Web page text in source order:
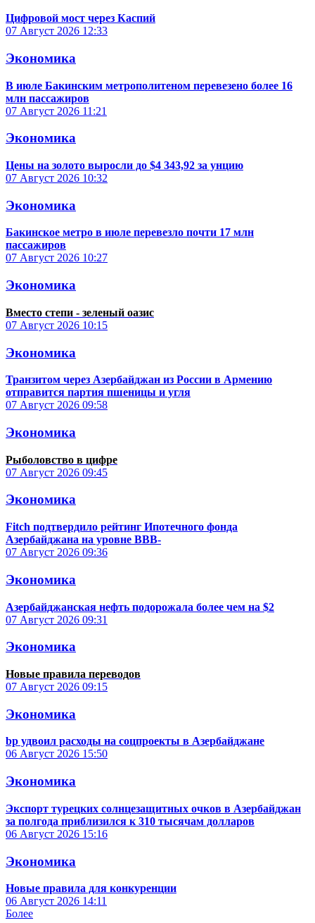
Цифровой мост через Каспий
07 Август 2026 12:33
Экономика
В июле Бакинским метрополитеном перевезено более 16
млн пассажиров
07 Август 2026 11:21
Экономика
Цены на золото выросли до $4 343,92 за унцию
07 Август 2026 10:32
Экономика
Бакинское метро в июле перевезло почти 17 млн
пассажиров
07 Август 2026 10:27
Экономика
Вместо степи - зеленый оазис
07 Август 2026 10:15
Экономика
Транзитом через Азербайджан из России в Армению
отправится партия пшеницы и угля
07 Август 2026 09:58
Экономика
Рыболовство в цифре
07 Август 2026 09:45
Экономика
Fitch подтвердило рейтинг Ипотечного фонда
Азербайджана на уровне BBB-
07 Август 2026 09:36
Экономика
Азербайджанская нефть подорожала более чем на $2
07 Август 2026 09:31
Экономика
Новые правила переводов
07 Август 2026 09:15
Экономика
bp удвоил расходы на соцпроекты в Азербайджане
06 Август 2026 15:50
Экономика
Экспорт турецких солнцезащитных очков в Азербайджан
за полгода приблизился к 310 тысячам долларов
06 Август 2026 15:16
Экономика
Новые правила для конкуренции
06 Август 2026 14:11
Более